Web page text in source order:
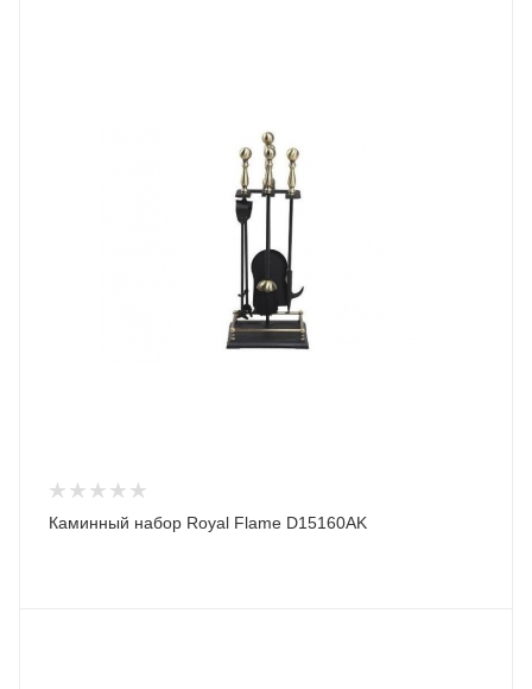
Каминный набор Royal Flame D15160AK